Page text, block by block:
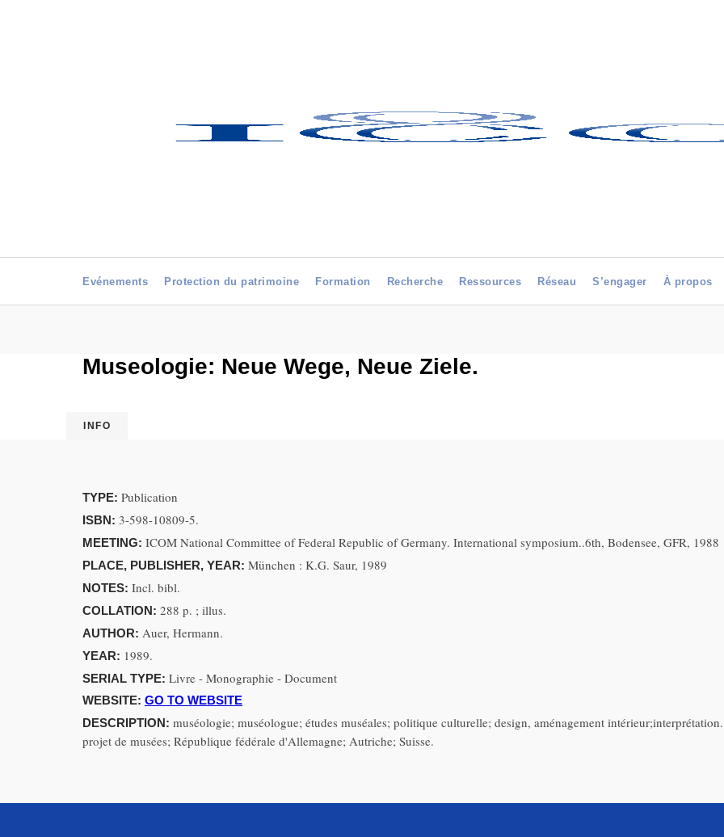
Evénements Protection du patrimoine Formation Recherche Ressources Réseau S’engager À propos
Museologie: Neue Wege, Neue Ziele.
INFO
TYPE: Publication
ISBN: 3-598-10809-5.
MEETING: ICOM National Committee of Federal Republic of Germany. International symposium..6th, Bodensee, GFR, 1988
PLACE, PUBLISHER, YEAR: München : K.G. Saur, 1989
NOTES: Incl. bibl.
COLLATION: 288 p. ; illus.
AUTHOR: Auer, Hermann.
YEAR: 1989.
SERIAL TYPE: Livre - Monographie - Document
WEBSITE: GO TO WEBSITE
DESCRIPTION: muséologie; muséologue; études muséales; politique culturelle; design, aménagement
projet de musées; République fédérale d'Allemagne; Autriche; Suisse.